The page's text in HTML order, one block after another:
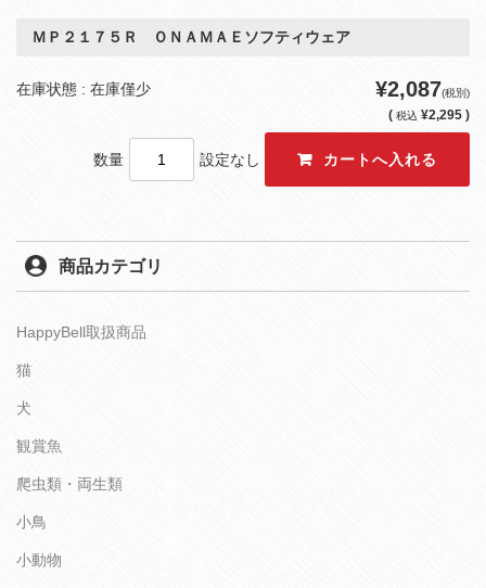
ＭＰ２１７５Ｒ ＯＮＡＭＡＥソフティウェア
在庫状態 : 在庫僅少 ¥2,087(税別)
( 税込 ¥2,295 )
数量 設定なし
商品カテゴリ
HappyBell取扱商品
猫
犬
観賞魚
爬虫類・両生類
小鳥
小動物